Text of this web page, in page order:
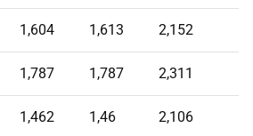
1,604 1,613 2,152
1,787 1,787 2,311
1,462 1,46 2,106